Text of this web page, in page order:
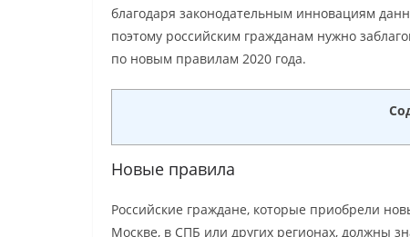
благодаря законодательным инновациям
поэтому российским гражданам нужно
по новым правилам 2020 года.
Новые правила
Российские граждане, которые приобрели
Москве, в СПБ или других регионах, должны